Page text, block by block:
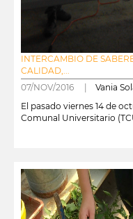
INTERCAMBIO DE
CALIDAD,...
07/NOV/2016 | Vania
El pasado viernes 14 de
Comunal Universitario